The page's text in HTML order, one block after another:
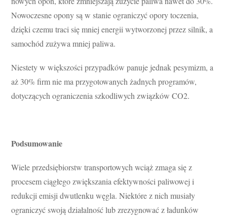
Nowoczesne opony są w stanie ograniczyć opory toczenia,
dzięki czemu traci się mniej energii wytworzonej przez silnik, a
samochód zużywa mniej paliwa.
Niestety w większości przypadków panuje jednak pesymizm, a
aż 30% firm nie ma przygotowanych żadnych programów,
dotyczących ograniczenia szkodliwych związków CO2.
Podsumowanie
Wiele przedsiębiorstw transportowych wciąż zmaga się z
procesem ciągłego zwiększania efektywności paliwowej i
redukcji emisji dwutlenku węgla. Niektóre z nich musiały
ograniczyć swoją działalność lub zrezygnować z ładunków